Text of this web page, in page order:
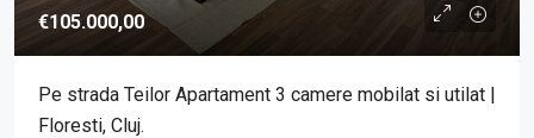
€105.000,00
Pe strada Teilor Apartament 3 camere mobilat si utilat |
Floresti, Cluj.